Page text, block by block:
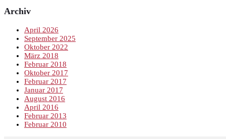
Archiv
April 2026
September 2025
Oktober 2022
März 2018
Februar 2018
Oktober 2017
Februar 2017
Januar 2017
August 2016
April 2016
Februar 2013
Februar 2010